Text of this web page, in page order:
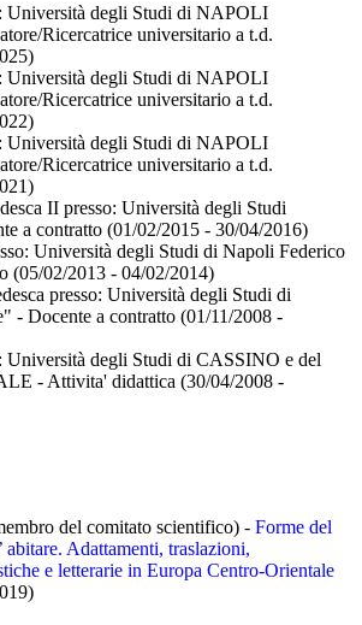
Università degli Studi di NAPOLI
Ricercatrice universitario a t.d.
Università degli Studi di NAPOLI
Ricercatrice universitario a t.d.
Università degli Studi di NAPOLI
Ricercatrice universitario a t.d.
II presso: Università degli Studi
a contratto (01/02/2015 - 30/04/2016)
Università degli Studi di Napoli Federico
(05/02/2013 - 04/02/2014)
presso: Università degli Studi di
- Docente a contratto (01/11/2008 -
Università degli Studi di CASSINO e del
- Attivita' didattica (30/04/2008 -
del comitato scientifico) - Forme del
abitare. Adattamenti, traslazioni,
e letterarie in Europa Centro-Orientale